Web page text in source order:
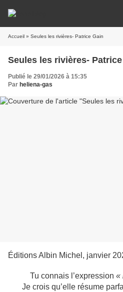
Accueil » Seules les rivières- Patrice Gain
Seules les rivières-
Publié le 29/01/2026 à 15:35
Par heliena-gas
Éditions Albin Michel, janvier
Tu connais l’expression «
Je crois qu’elle résume